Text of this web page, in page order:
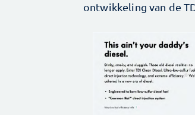
ontwikkeling van de